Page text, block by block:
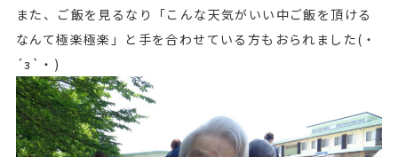
また、ご飯を見るなり「こんな天気がいい中ご飯を頂ける
なんて極楽極楽」と手を合わせている方もおられました(・
´з`・)